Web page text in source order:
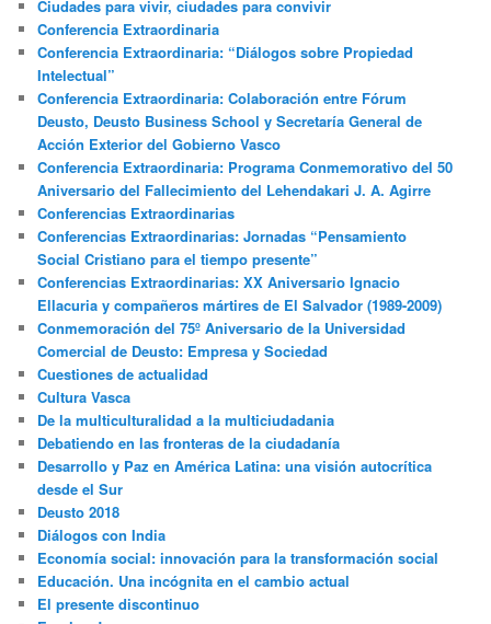
Ciudades para vivir, ciudades para convivir
Conferencia Extraordinaria
Conferencia Extraordinaria: “Diálogos sobre Propiedad
Intelectual”
Conferencia Extraordinaria: Colaboración entre Fórum
Deusto, Deusto Business School y Secretaría General de
Acción Exterior del Gobierno Vasco
Conferencia Extraordinaria: Programa Conmemorativo del 50
Aniversario del Fallecimiento del Lehendakari J. A. Agirre
Conferencias Extraordinarias
Conferencias Extraordinarias: Jornadas “Pensamiento
Social Cristiano para el tiempo presente”
Conferencias Extraordinarias: XX Aniversario Ignacio
Ellacuria y compañeros mártires de El Salvador (1989-2009)
Conmemoración del 75º Aniversario de la Universidad
Comercial de Deusto: Empresa y Sociedad
Cuestiones de actualidad
Cultura Vasca
De la multiculturalidad a la multiciudadania
Debatiendo en las fronteras de la ciudadanía
Desarrollo y Paz en América Latina: una visión autocrítica
desde el Sur
Deusto 2018
Diálogos con India
Economía social: innovación para la transformación social
Educación. Una incógnita en el cambio actual
El presente discontinuo